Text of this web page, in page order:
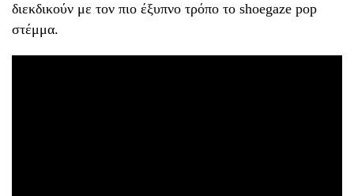
διεκδικούν με τον πιο έξυπνο τρόπο το shoegaze pop
στέμμα.